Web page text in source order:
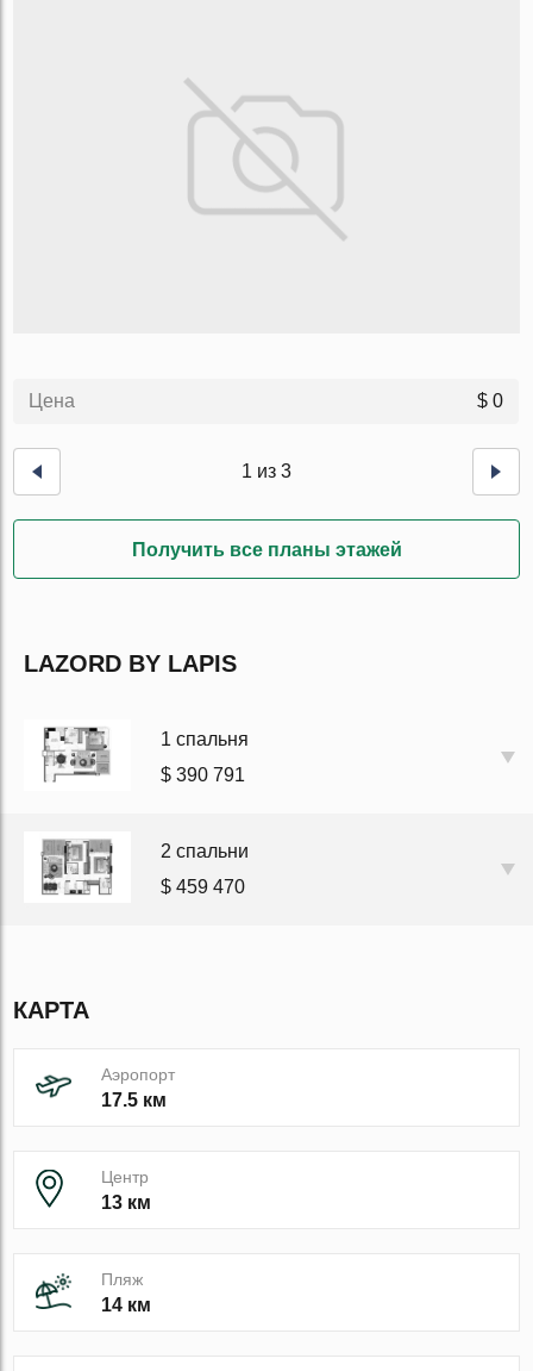
Цена $ 0
Получить все планы этажей
1 из 3
LAZORD BY LAPIS
1 спальня
$ 390 791
2 спальни
$ 459 470
КАРТА
Аэропорт
17.5 км
Центр
13 км
Пляж
14 км